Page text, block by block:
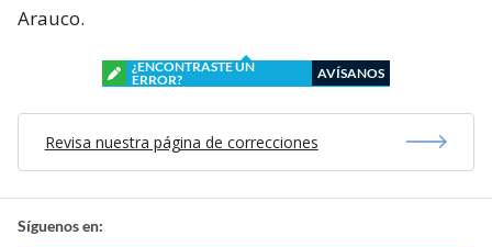
Arauco.
¿ENCONTRASTE UN
ERROR?
AVÍSANOS
Revisa nuestra página de correcciones
Síguenos en: